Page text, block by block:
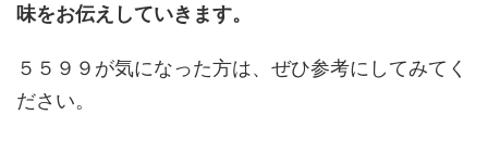
味をお伝えしていきます。
５５９９が気になった方は、ぜひ参考にしてみてく
ださい。